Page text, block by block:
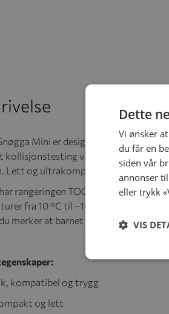
Mini er designet for en
kollisjonstesting var en del av
Lett og ultrakompakt, Snøgga Mini
rangeringen TOG 4. Kombinert
fra 10 °C til –10 °C. Pass alltid på
merker at barnet har det ubehagelig.
kompatibel og trygg
og lett
Dette
Vi ønsker
du får en
siden vår
annonser
eller trykk
VIS